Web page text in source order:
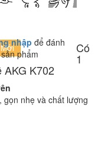
nhập để đánh
phẩm
Có
1
AKG K702
gọn nhẹ và chất lượng